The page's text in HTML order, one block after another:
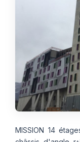
MISSION 14